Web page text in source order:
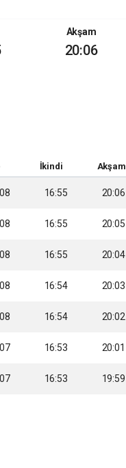
Akşam
20:06
İkindi Akşam
16:55 20:06
16:55 20:05
16:55 20:04
16:54 20:03
16:54 20:02
16:53 20:01
16:53 19:59